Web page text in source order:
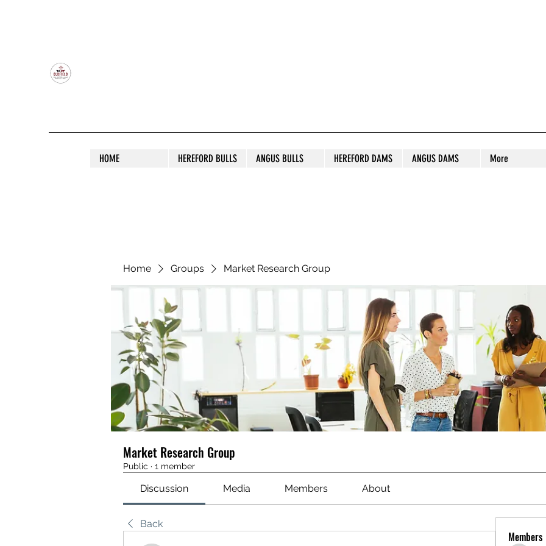
HOME HEREFORD BULLS ANGUS BULLS HEREFORD DAMS ANGUS DAMS More
Home Groups Market Research Group
Market Research Group
Public · 1 member
Discussion Media Members About
Back
Members